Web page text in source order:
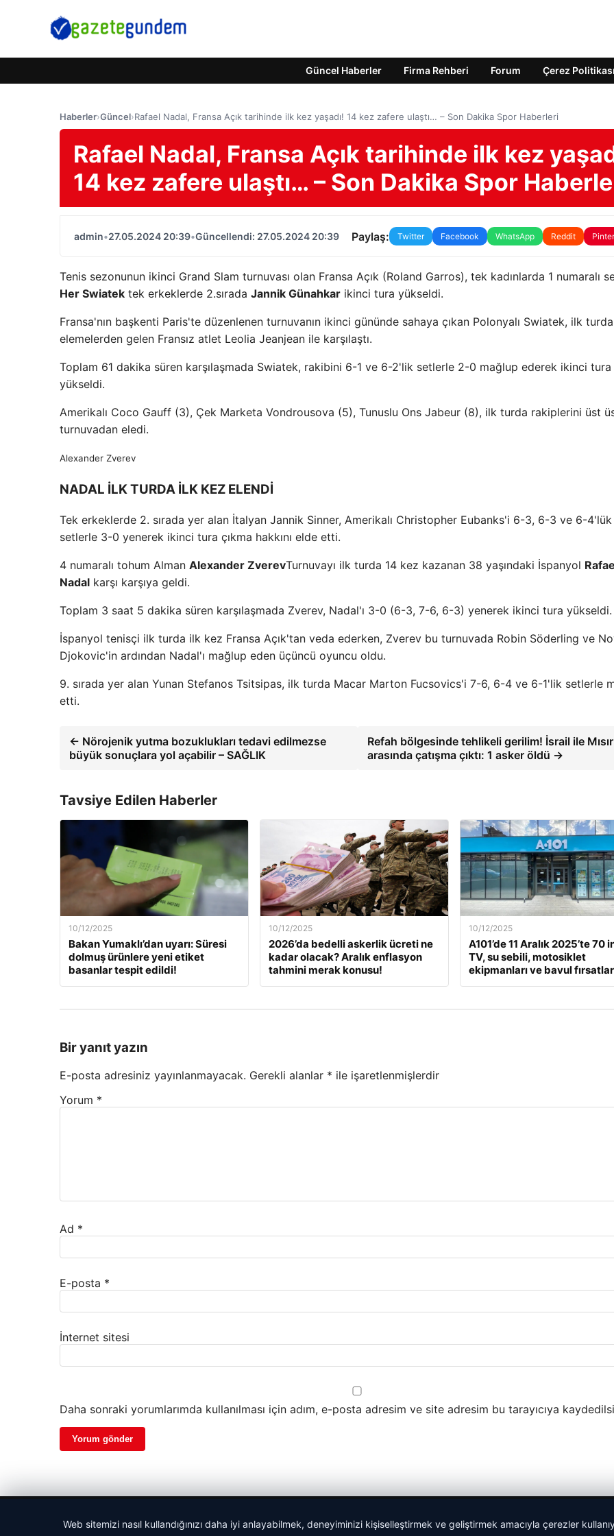
Güncel Haberler Firma Rehberi Forum Çerez Politikası
Haberler›Güncel›Rafael Nadal, Fransa Açık tarihinde ilk kez yaşadı! 14 kez zafere ulaştı… – Son Dakika Spor Haberleri
Rafael Nadal, Fransa Açık tarihinde ilk kez
14 kez zafere ulaştı… – Son Dakika Spor
admin•27.05.2024 20:39•Güncellendi: 27.05.2024 20:39 Paylaş: Twitter Facebook WhatsApp Reddit
Tenis sezonunun ikinci Grand Slam turnuvası olan Fransa Açık (Roland Garros), tek kadınlarda 1 numaralı
Her Swiatek tek erkeklerde 2.sırada Jannik Günahkar ikinci tura yükseldi.
Fransa'nın başkenti Paris'te düzenlenen turnuvanın ikinci gününde sahaya çıkan Polonyalı Swiatek, ilk turda
elemelerden gelen Fransız atlet Leolia Jeanjean ile karşılaştı.
Toplam 61 dakika süren karşılaşmada Swiatek, rakibini 6-1 ve 6-2'lik setlerle 2-0 mağlup ederek ikinci tura
yükseldi.
Amerikalı Coco Gauff (3), Çek Marketa Vondrousova (5), Tunuslu Ons Jabeur (8), ilk turda rakiplerini üst
turnuvadan eledi.
Alexander Zverev
NADAL İLK TURDA İLK KEZ ELENDİ
Tek erkeklerde 2. sırada yer alan İtalyan Jannik Sinner, Amerikalı Christopher Eubanks'i 6-3, 6-3 ve 6-4'lük
setlerle 3-0 yenerek ikinci tura çıkma hakkını elde etti.
4 numaralı tohum Alman Alexander ZverevTurnuvayı ilk turda 14 kez kazanan 38 yaşındaki İspanyol
Nadal karşı karşıya geldi.
Toplam 3 saat 5 dakika süren karşılaşmada Zverev, Nadal'ı 3-0 (6-3, 7-6, 6-3) yenerek ikinci tura yükseldi.
İspanyol tenisçi ilk turda ilk kez Fransa Açık'tan veda ederken, Zverev bu turnuvada Robin Söderling ve
Djokovic'in ardından Nadal'ı mağlup eden üçüncü oyuncu oldu.
9. sırada yer alan Yunan Stefanos Tsitsipas, ilk turda Macar Marton Fucsovics'i 7-6, 6-4 ve 6-1'lik setlerle
etti.
← Nörojenik yutma bozuklukları tedavi edilmezse
büyük sonuçlara yol açabilir – SAĞLIK
Refah bölgesinde tehlikeli gerilim! İsrail ile Mısır
arasında çatışma çıktı: 1 asker öldü →
Tavsiye Edilen Haberler
10/12/2025
Bakan Yumaklı’dan uyarı: Süresi
dolmuş ürünlere yeni etiket
basanlar tespit edildi!
10/12/2025
2026’da bedelli askerlik ücreti ne
kadar olacak? Aralık enflasyon
tahmini merak konusu!
10/12/2025
A101’de 11 Aralık 2025’te 70
TV, su sebili, motosiklet
ekipmanları ve bavul
Bir yanıt yazın
E-posta adresiniz yayınlanmayacak. Gerekli alanlar * ile işaretlenmişlerdir
Yorum *
Ad *
E-posta *
İnternet sitesi
Daha sonraki yorumlarımda kullanılması için adım, e-posta adresim ve site adresim bu tarayıcıya
Web sitemizi nasıl kullandığınızı daha iyi anlayabilmek, deneyiminizi kişiselleştirmek ve geliştirmek amacıyla çerezler